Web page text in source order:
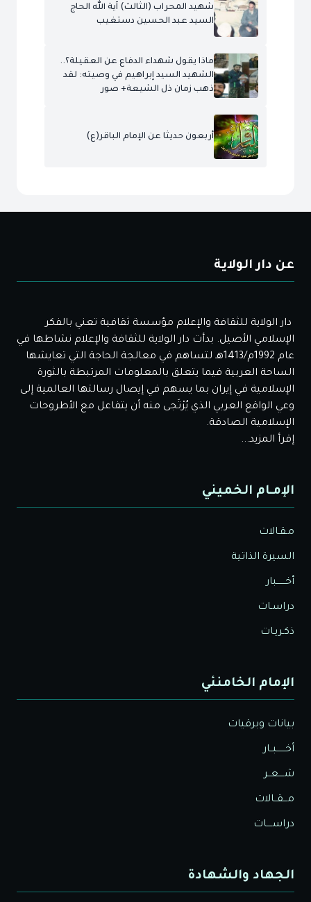
شهيد المحراب (الثالث) آية الله الحاج
السيد عبد الحسين دستغيب
ماذا يقول شهداء الدفاع عن العقيلة؟..
الشهيد السيد إبراهيم في وصيته: لقد
ذهب زمان ذل الشيعة+ صور
أربعون حديثا عن الإمام الباقر(ع)
عن دار الولاية
دار الولاية للثقافة والإعلام مؤسسة ثقافية تعني بالفكر
الإسلامي الأصيل. بدأت دار الولاية للثقافة والإعلام نشاطها في
عام 1992م/1413هـ لتساهم في معالجة الحاجة التي تعايشها
الساحة العربية فيما يتعلق بالمعلومات المرتبطة بالثورة
الإسلامية في إيران بما يسهم في إيصال رسالتها العالمية إلى
وعي الواقع العربي الذي يُرْتَجى منه أن يتفاعل مع الأطروحات
الإسلامية الصادقة.
إقرأ المزيد...
الإمـام الخميني
مـقـالات
السيرة الذاتية
أخــــــبار
دراسـات
ذكـريـات
الإمام الخامنئي
بيانات وبرقيات
أخــــــبــار
شــــعــر
مـــقــالات
دراســــات
الجهاد والشهادة